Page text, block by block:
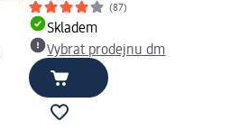
(87)
Skladem
Vybrat prodejnu dm